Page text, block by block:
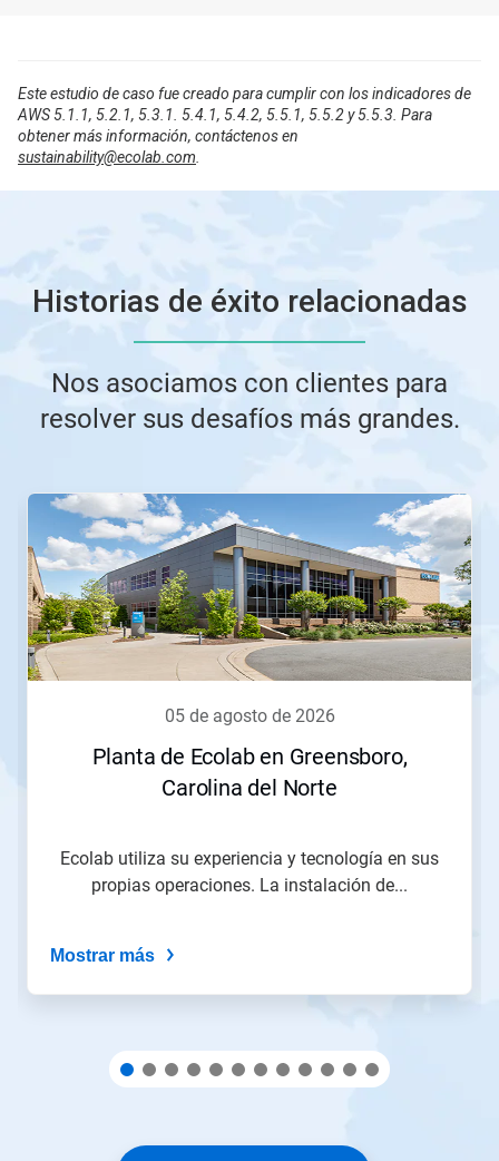
Este estudio de caso fue creado para cumplir con los indicadores de
AWS 5.1.1, 5.2.1, 5.3.1. 5.4.1, 5.4.2, 5.5.1, 5.5.2 y 5.5.3. Para
obtener más información, contáctenos en
sustainability@ecolab.com
Historias de éxito relacionadas
Nos asociamos con clientes para
resolver sus desafíos más grandes.
Esto
carrusel.
Use
los
botones
Siguiente
Anterior
utilizando
diapositiva.
05 de agosto de 2026
Planta de Ecolab en Greensboro,
Carolina del Norte
Ecolab utiliza su experiencia y tecnología en sus
propias operaciones. La instalación de...
Mostrar más